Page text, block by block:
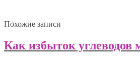
Похожие записи
Как избыток углеводов